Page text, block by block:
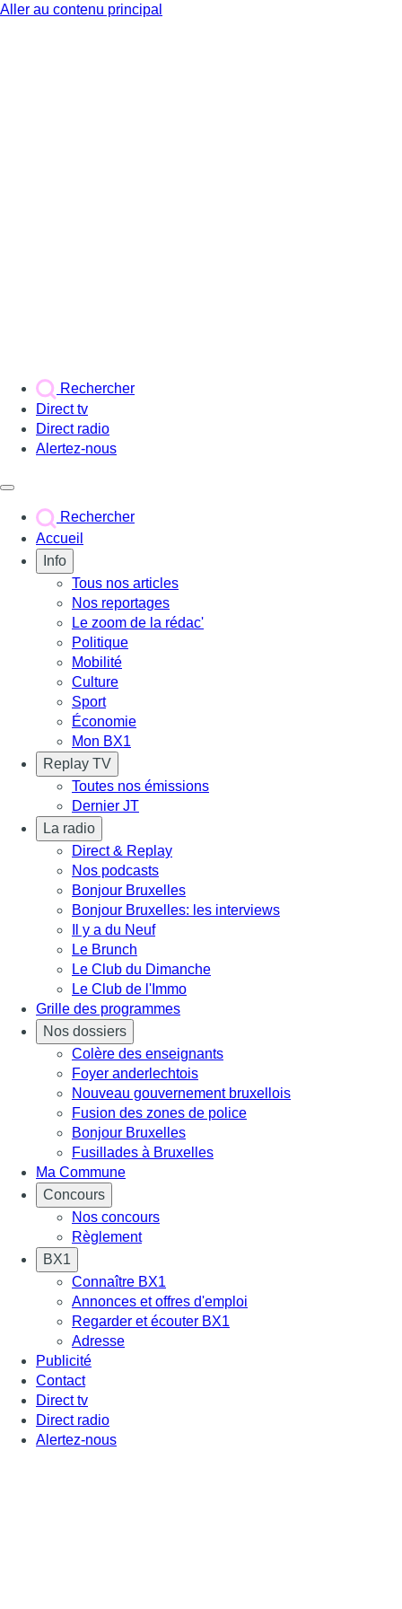
Aller au contenu principal
Rechercher
Direct tv
Direct radio
Alertez-nous
Rechercher
Accueil
Info
Tous nos articles
Nos reportages
Le zoom de la rédac'
Politique
Mobilité
Culture
Sport
Économie
Mon BX1
Replay TV
Toutes nos émissions
Dernier JT
La radio
Direct & Replay
Nos podcasts
Bonjour Bruxelles
Bonjour Bruxelles: les interviews
Il y a du Neuf
Le Brunch
Le Club du Dimanche
Le Club de l'Immo
Grille des programmes
Nos dossiers
Colère des enseignants
Foyer anderlechtois
Nouveau gouvernement bruxellois
Fusion des zones de police
Bonjour Bruxelles
Fusillades à Bruxelles
Ma Commune
Concours
Nos concours
Règlement
BX1
Connaître BX1
Annonces et offres d'emploi
Regarder et écouter BX1
Adresse
Publicité
Contact
Direct tv
Direct radio
Alertez-nous